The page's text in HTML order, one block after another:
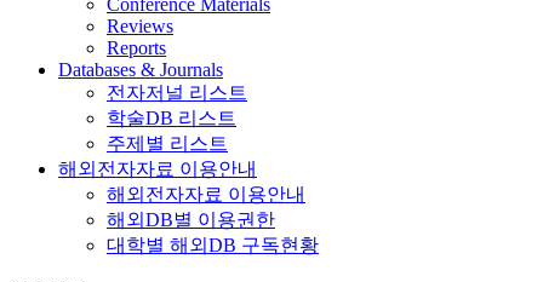
Reviews
Reports
Databases & Journals
전자저널 리스트
학술DB 리스트
주제별 리스트
해외전자자료 이용안내
해외전자자료 이용안내
해외DB별 이용권한
대학별 해외DB 구독현황